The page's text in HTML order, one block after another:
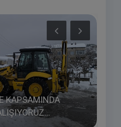
KAPSAMINDA